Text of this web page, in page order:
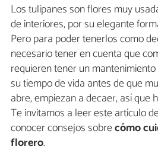
Los tulipanes son flores muy
de interiores, por su elegante
Pero para poder tenerlos como
necesario tener en cuenta que
requieren tener un
su tiempo de vida antes de que
abre, empiezan a decaer, así que
Te invitamos a leer este artículo
conocer consejos sobrecómo
florero.